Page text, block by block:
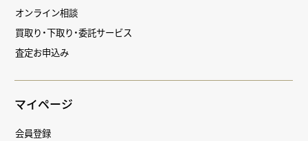
オンライン相談
買取り・下取り・委託サービス
査定お申込み
マイページ
会員登録